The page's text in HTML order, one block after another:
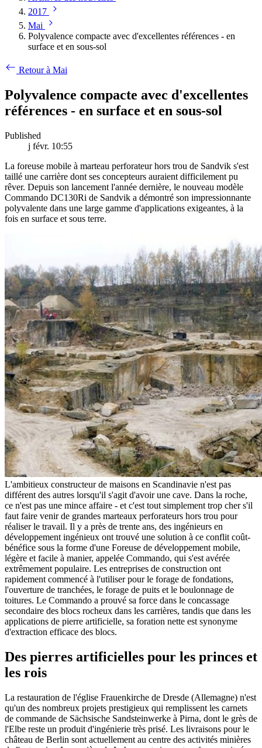
2017
Mai
Polyvalence compacte avec d'excellentes références - en
surface et en sous-sol
Retour à Mai
Polyvalence compacte avec d'excellentes
références - en surface et en sous-sol
Published
j févr. 10:55
La foreuse mobile à marteau perforateur hors trou de Sandvik s'est
taillé une carrière dont ses concepteurs auraient difficilement pu
rêver. Depuis son lancement l'année dernière, le nouveau modèle
Commando DC130Ri de Sandvik a démontré son impressionnante
polyvalente dans une large gamme d'applications exigeantes, à la
fois en surface et sous terre.
L'ambitieux constructeur de maisons en Scandinavie n'est pas
différent des autres lorsqu'il s'agit d'avoir une cave. Dans la roche,
ce n'est pas une mince affaire - et c'est tout simplement trop cher s'il
faut faire venir de grandes marteaux perforateurs hors trou pour
réaliser le travail. Il y a près de trente ans, des ingénieurs en
développement ingénieux ont trouvé une solution à ce conflit coût-
bénéfice sous la forme d'une Foreuse de développement mobile,
légère et facile à manier, appelée Commando, qui s'est avérée
extrêmement populaire. Les entreprises de construction ont
rapidement commencé à l'utiliser pour le forage de fondations,
l'ouverture de tranchées, le forage de puits et le boulonnage de
toitures. Le Commando a prouvé sa force dans le concassage
secondaire des blocs rocheux dans les carrières, tandis que dans les
applications de pierre artificielle, sa foration nette est synonyme
d'extraction efficace des blocs.
Des pierres artificielles pour les princes et
les rois
La restauration de l'église Frauenkirche de Dresde (Allemagne) n'est
qu'un des nombreux projets prestigieux qui remplissent les carnets
de commande de Sächsische Sandsteinwerke à Pirna, dont le grès de
l'Elbe reste un produit d'ingénierie très prisé. Les livraisons pour le
château de Berlin sont actuellement au centre des activités minières